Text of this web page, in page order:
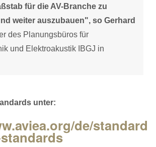
für die AV-Branche zu
weiter auszubauen", so Gerhard
des Planungsbüros für
und Elektroakustik IBGJ in
unter:
de/standard